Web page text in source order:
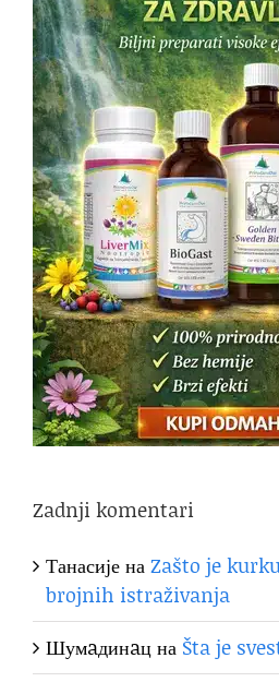
Zadnji komentari
ТанасијенаZašto je
brojnih istraživanja
Шумaдинaцна Šta je